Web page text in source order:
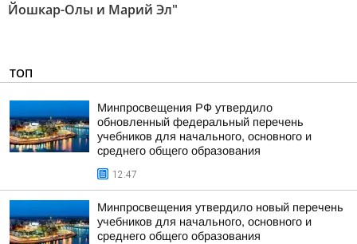
Йошкар-Олы и Марий Эл"
ТОП
Минпросвещения РФ утвердило
обновленный федеральный перечень
учебников для начального, основного и
среднего общего образования
12:47
Минпросвещения утвердило новый перечень
учебников для начального, основного и
среднего общего образования